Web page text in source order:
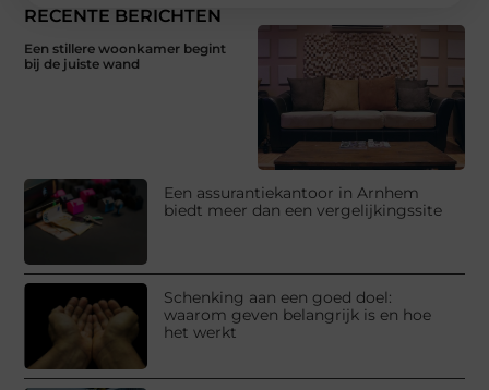
RECENTE BERICHTEN
Een stillere woonkamer begint
bij de juiste wand
Een assurantiekantoor in Arnhem
biedt meer dan een vergelijkingssite
Schenking aan een goed doel:
waarom geven belangrijk is en hoe
het werkt